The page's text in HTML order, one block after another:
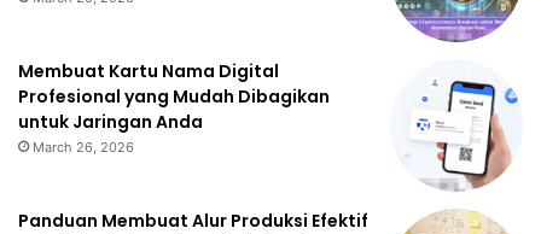
Membuat Kartu Nama Digital
Profesional yang Mudah Dibagikan
untuk Jaringan Anda
March 26, 2026
Panduan Membuat Alur Produksi Efektif